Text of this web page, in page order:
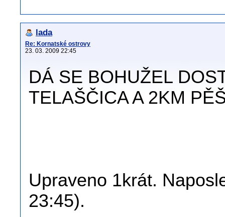
lada
Re: Kornatské ostrovy
23. 03. 2009 22:45
DÁ SE BOHUŽEL
TELAŠČICA A 2KM
Upraveno 1krát.
23:45).